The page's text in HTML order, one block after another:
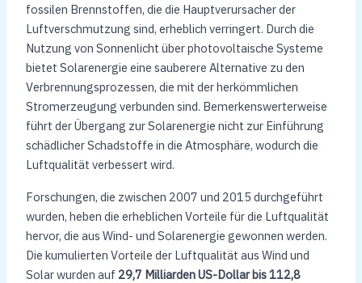
fossilen Brennstoffen, die die Hauptverursacher der
Luftverschmutzung sind, erheblich verringert. Durch die
Nutzung von Sonnenlicht über photovoltaische Systeme
bietet Solarenergie eine sauberere Alternative zu den
Verbrennungsprozessen, die mit der herkömmlichen
Stromerzeugung verbunden sind. Bemerkenswerterweise
führt der Übergang zur Solarenergie nicht zur Einführung
schädlicher Schadstoffe in die Atmosphäre, wodurch die
Luftqualität verbessert wird.
Forschungen, die zwischen 2007 und 2015 durchgeführt
wurden, heben die erheblichen Vorteile für die Luftqualität
hervor, die aus Wind- und Solarenergie gewonnen werden.
Die kumulierten Vorteile der Luftqualität aus Wind und
Solar wurden auf 29,7 Milliarden US-Dollar bis 112,8